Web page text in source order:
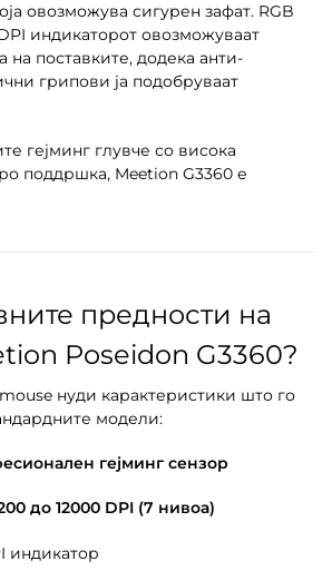
овозможува сигурен зафат. RGB
индикаторот овозможуваат
на поставките, додека анти-
грипови ја подобруваат
гејминг глувче со висока
поддршка, Meetion G3360 е
предности на
Poseidon G3360?
нуди карактеристики што го
модели:
гејминг сензор
до 12000 DPI (7 нивоа)
индикатор